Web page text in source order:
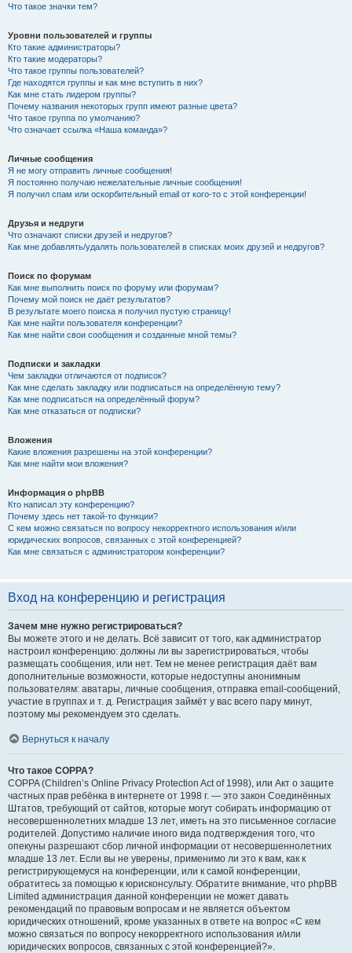
Что такое значки тем?
Уровни пользователей и группы
Кто такие администраторы?
Кто такие модераторы?
Что такое группы пользователей?
Где находятся группы и как мне вступить в них?
Как мне стать лидером группы?
Почему названия некоторых групп имеют разные цвета?
Что такое группа по умолчанию?
Что означает ссылка «Наша команда»?
Личные сообщения
Я не могу отправить личные сообщения!
Я постоянно получаю нежелательные личные сообщения!
Я получил спам или оскорбительный email от кого-то с этой конференции!
Друзья и недруги
Что означают списки друзей и недругов?
Как мне добавлять/удалять пользователей в списках моих друзей и недругов?
Поиск по форумам
Как мне выполнить поиск по форуму или форумам?
Почему мой поиск не даёт результатов?
В результате моего поиска я получил пустую страницу!
Как мне найти пользователя конференции?
Как мне найти свои сообщения и созданные мной темы?
Подписки и закладки
Чем закладки отличаются от подписок?
Как мне сделать закладку или подписаться на определённую тему?
Как мне подписаться на определённый форум?
Как мне отказаться от подписки?
Вложения
Какие вложения разрешены на этой конференции?
Как мне найти мои вложения?
Информация о phpBB
Кто написал эту конференцию?
Почему здесь нет такой-то функции?
С кем можно связаться по вопросу некорректного использования и/или
юридических вопросов, связанных с этой конференцией?
Как мне связаться с администратором конференции?
Вход на конференцию и регистрация
Зачем мне нужно регистрироваться?
Вы можете этого и не делать. Всё зависит от того, как администратор
настроил конференцию: должны ли вы зарегистрироваться, чтобы
размещать сообщения, или нет. Тем не менее регистрация даёт вам
дополнительные возможности, которые недоступны анонимным
пользователям: аватары, личные сообщения, отправка email-сообщений,
участие в группах и т. д. Регистрация займёт у вас всего пару минут,
поэтому мы рекомендуем это сделать.
Вернуться к началу
Что такое COPPA?
COPPA (Children’s Online Privacy Protection Act of 1998), или Акт о защите
частных прав ребёнка в интернете от 1998 г. — это закон Соединённых
Штатов, требующий от сайтов, которые могут собирать информацию от
несовершеннолетних младше 13 лет, иметь на это письменное согласие
родителей. Допустимо наличие иного вида подтверждения того, что
опекуны разрешают сбор личной информации от несовершеннолетних
младше 13 лет. Если вы не уверены, применимо ли это к вам, как к
регистрирующемуся на конференции, или к самой конференции,
обратитесь за помощью к юрисконсульту. Обратите внимание, что phpBB
Limited администрация данной конференции не может давать
рекомендаций по правовым вопросам и не является объектом
юридических отношений, кроме указанных в ответе на вопрос «С кем
можно связаться по вопросу некорректного использования и/или
юридических вопросов, связанных с этой конференцией?».